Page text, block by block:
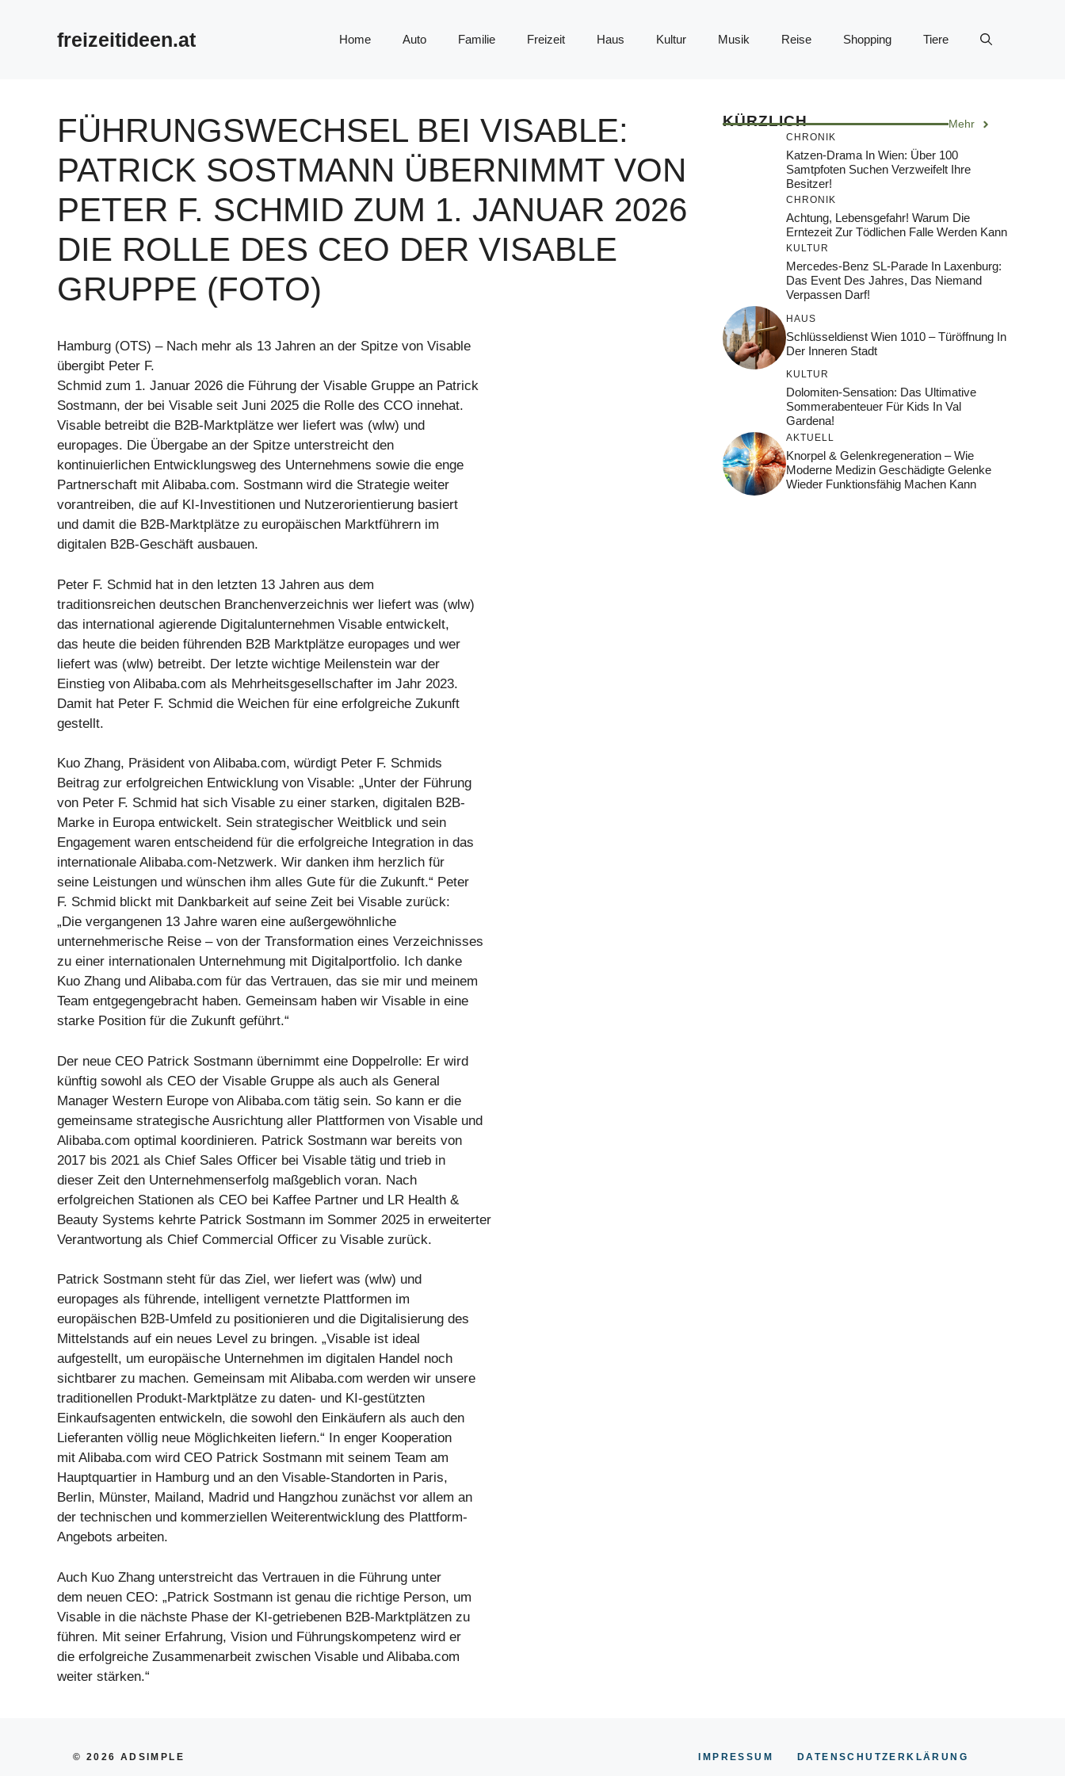
freizeitideen.at Home Auto Familie Freizeit Haus Kultur Musik Reise Shopping Tiere
FÜHRUNGSWECHSEL BEI VISABLE:
PATRICK SOSTMANN ÜBERNIMMT VON
PETER F. SCHMID ZUM 1. JANUAR 2026
DIE ROLLE DES CEO DER VISABLE
GRUPPE (FOTO)
Hamburg (OTS) – Nach mehr als 13 Jahren an der Spitze von Visable
übergibt Peter F.
Schmid zum 1. Januar 2026 die Führung der Visable Gruppe an Patrick
Sostmann, der bei Visable seit Juni 2025 die Rolle des CCO innehat.
Visable betreibt die B2B-Marktplätze wer liefert was (wlw) und
europages. Die Übergabe an der Spitze unterstreicht den
kontinuierlichen Entwicklungsweg des Unternehmens sowie die enge
Partnerschaft mit Alibaba.com. Sostmann wird die Strategie weiter
vorantreiben, die auf KI-Investitionen und Nutzerorientierung basiert
und damit die B2B-Marktplätze zu europäischen Marktführern im
digitalen B2B-Geschäft ausbauen.
Peter F. Schmid hat in den letzten 13 Jahren aus dem
traditionsreichen deutschen Branchenverzeichnis wer liefert was (wlw)
das international agierende Digitalunternehmen Visable entwickelt,
das heute die beiden führenden B2B Marktplätze europages und wer
liefert was (wlw) betreibt. Der letzte wichtige Meilenstein war der
Einstieg von Alibaba.com als Mehrheitsgesellschafter im Jahr 2023.
Damit hat Peter F. Schmid die Weichen für eine erfolgreiche Zukunft
gestellt.
Kuo Zhang, Präsident von Alibaba.com, würdigt Peter F. Schmids
Beitrag zur erfolgreichen Entwicklung von Visable: „Unter der Führung
von Peter F. Schmid hat sich Visable zu einer starken, digitalen B2B-
Marke in Europa entwickelt. Sein strategischer Weitblick und sein
Engagement waren entscheidend für die erfolgreiche Integration in das
internationale Alibaba.com-Netzwerk. Wir danken ihm herzlich für
seine Leistungen und wünschen ihm alles Gute für die Zukunft.“ Peter
F. Schmid blickt mit Dankbarkeit auf seine Zeit bei Visable zurück:
„Die vergangenen 13 Jahre waren eine außergewöhnliche
unternehmerische Reise – von der Transformation eines Verzeichnisses
zu einer internationalen Unternehmung mit Digitalportfolio. Ich danke
Kuo Zhang und Alibaba.com für das Vertrauen, das sie mir und meinem
Team entgegengebracht haben. Gemeinsam haben wir Visable in eine
starke Position für die Zukunft geführt.“
Der neue CEO Patrick Sostmann übernimmt eine Doppelrolle: Er wird
künftig sowohl als CEO der Visable Gruppe als auch als General
Manager Western Europe von Alibaba.com tätig sein. So kann er die
gemeinsame strategische Ausrichtung aller Plattformen von Visable und
Alibaba.com optimal koordinieren. Patrick Sostmann war bereits von
2017 bis 2021 als Chief Sales Officer bei Visable tätig und trieb in
dieser Zeit den Unternehmenserfolg maßgeblich voran. Nach
erfolgreichen Stationen als CEO bei Kaffee Partner und LR Health &
Beauty Systems kehrte Patrick Sostmann im Sommer 2025 in erweiterter
Verantwortung als Chief Commercial Officer zu Visable zurück.
Patrick Sostmann steht für das Ziel, wer liefert was (wlw) und
europages als führende, intelligent vernetzte Plattformen im
europäischen B2B-Umfeld zu positionieren und die Digitalisierung des
Mittelstands auf ein neues Level zu bringen. „Visable ist ideal
aufgestellt, um europäische Unternehmen im digitalen Handel noch
sichtbarer zu machen. Gemeinsam mit Alibaba.com werden wir unsere
traditionellen Produkt-Marktplätze zu daten- und KI-gestützten
Einkaufsagenten entwickeln, die sowohl den Einkäufern als auch den
Lieferanten völlig neue Möglichkeiten liefern.“ In enger Kooperation
mit Alibaba.com wird CEO Patrick Sostmann mit seinem Team am
Hauptquartier in Hamburg und an den Visable-Standorten in Paris,
Berlin, Münster, Mailand, Madrid und Hangzhou zunächst vor allem an
der technischen und kommerziellen Weiterentwicklung des Plattform-
Angebots arbeiten.
Auch Kuo Zhang unterstreicht das Vertrauen in die Führung unter
dem neuen CEO: „Patrick Sostmann ist genau die richtige Person, um
Visable in die nächste Phase der KI-getriebenen B2B-Marktplätzen zu
führen. Mit seiner Erfahrung, Vision und Führungskompetenz wird er
die erfolgreiche Zusammenarbeit zwischen Visable und Alibaba.com
weiter stärken.“
KÜRZLICH Mehr
CHRONIK
Katzen-Drama In Wien: Über 100
Samtpfoten Suchen Verzweifelt Ihre
Besitzer!
CHRONIK
Achtung, Lebensgefahr! Warum Die
Erntezeit Zur Tödlichen Falle Werden Kann
KULTUR
Mercedes-Benz SL-Parade In Laxenburg:
Das Event Des Jahres, Das Niemand
Verpassen Darf!
HAUS
Schlüsseldienst Wien 1010 – Türöffnung In
Der Inneren Stadt
KULTUR
Dolomiten-Sensation: Das Ultimative
Sommerabenteuer Für Kids In Val
Gardena!
AKTUELL
Knorpel & Gelenkregeneration – Wie
Moderne Medizin Geschädigte Gelenke
Wieder Funktionsfähig Machen Kann
© 2026 ADSIMPLE IMPRESSUM DATENSCHUTZERKLÄRUNG